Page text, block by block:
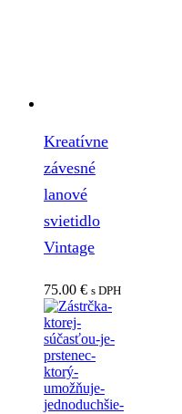
Kreatívne
závesné
lanové
svietidlo
Vintage
75.00 € s DPH